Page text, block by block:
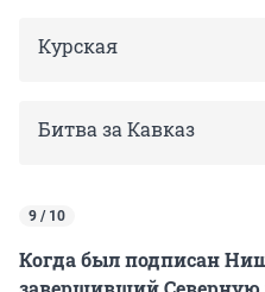
Курская
Битва за Кавказ
9 / 10
Когда был подписан